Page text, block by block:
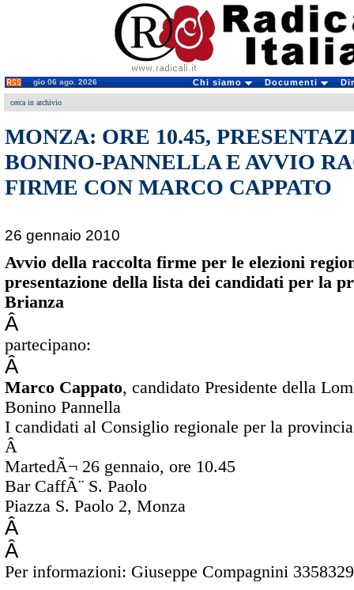
gio 06 ago. 2026 Chi siamo Documenti
cerca in archivio
MONZA: ORE 10.45,
BONINO-PANNELLA E AVVIO
FIRME CON MARCO CAPPATO
26 gennaio 2010
Avvio della raccolta firme per le elezioni
presentazione della lista dei candidati per la
Brianza
Â
partecipano:
Â
Marco Cappato, candidato Presidente della
Bonino Pannella
I candidati al Consiglio regionale per la
Â
MartedÃ¬ 26 gennaio, ore 10.45
Bar CaffÃ¨ S. Paolo
Piazza S. Paolo 2, Monza
Â
Â
Per informazioni: Giuseppe Compagnini